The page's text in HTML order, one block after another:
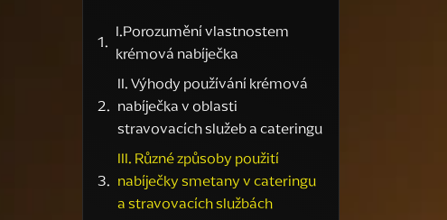
I.Porozumění vlastnostem
krémová nabíječka
II. Výhody používání krémová
nabíječka v oblasti
stravovacích služeb a cateringu
III. Různé způsoby použití
nabíječky smetany v cateringu
a stravovacích službách